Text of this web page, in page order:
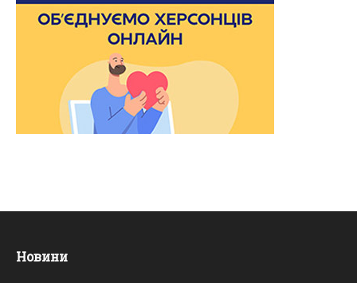
Новини